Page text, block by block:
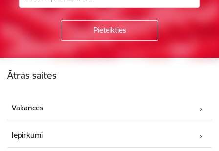
Ātrās saites
Vakances
Iepirkumi